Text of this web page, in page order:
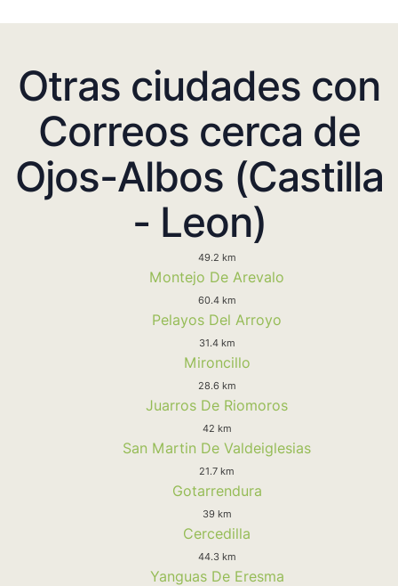
Otras ciudades con
Correos cerca de
Ojos-Albos (Castilla
- Leon)
49.2 km
Montejo De Arevalo
60.4 km
Pelayos Del Arroyo
31.4 km
Mironcillo
28.6 km
Juarros De Riomoros
42 km
San Martin De Valdeiglesias
21.7 km
Gotarrendura
39 km
Cercedilla
44.3 km
Yanguas De Eresma